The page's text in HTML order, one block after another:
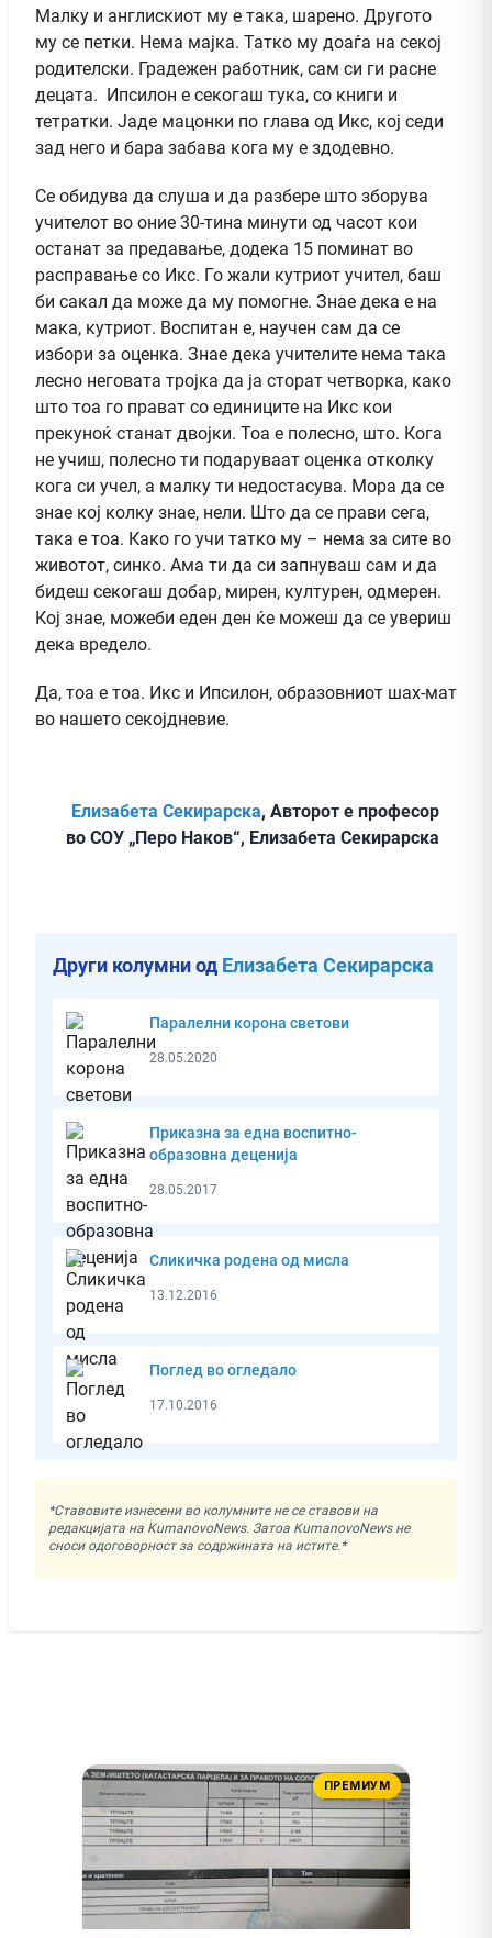
Малку и англискиот му е така, шарено. Другото
му се петки. Нема мајка. Татко му доаѓа на секој
родителски. Градежен работник, сам си ги расне
децата. Ипсилон е секогаш тука, со книги и
тетратки. Јаде мацонки по глава од Икс, кој седи
зад него и бара забава кога му е здодевно.
Се обидува да слуша и да разбере што зборува
учителот во оние 30-тина минути од часот кои
останат за предавање, додека 15 поминат во
расправање со Икс. Го жали кутриот учител, баш
би сакал да може да му помогне. Знае дека е на
мака, кутриот. Воспитан е, научен сам да се
избори за оценка. Знае дека учителите нема така
лесно неговата тројка да ја сторат четворка, како
што тоа го прават со единиците на Икс кои
прекуноќ станат двојки. Тоа е полесно, што. Кога
не учиш, полесно ти подаруваат оценка отколку
кога си учел, а малку ти недостасува. Мора да се
знае кој колку знае, нели. Што да се прави сега,
така е тоа. Како го учи татко му – нема за сите во
животот, синко. Ама ти да си запнуваш сам и да
бидеш секогаш добар, мирен, културен, одмерен.
Кој знае, можеби еден ден ќе можеш да се увериш
дека вредело.
Да, тоа е тоа. Икс и Ипсилон, образовниот шах-мат
во нашето секојдневие.
Елизабета Секирарска, Авторот е професор
во СОУ „Перо Наков“, Елизабета Секирарска
Други колумни од Елизабета Секирарска
Паралелни корона светови
28.05.2020
Приказна за една воспитно-
образовна деценија
28.05.2017
Сликичкa родена од мисла
13.12.2016
Поглед во огледало
17.10.2016
*Ставовите изнесени во колумните не се ставови на
редакцијата на KumanovoNews. Затоа KumanovoNews не
сноси одоговорност за содржината на истите.*
ПРЕМИУМ